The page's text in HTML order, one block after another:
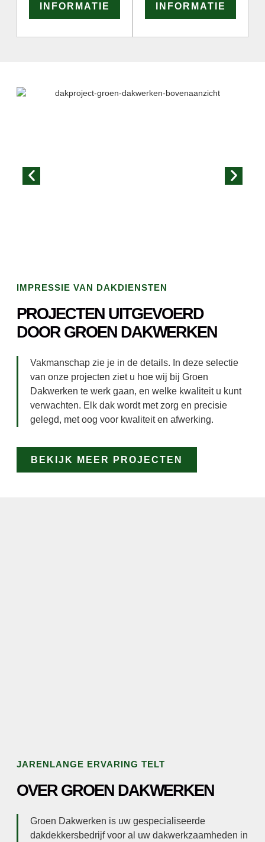
INFORMATIE INFORMATIE
IMPRESSIE VAN DAKDIENSTEN
PROJECTEN UITGEVOERD
DOOR GROEN DAKWERKEN
Vakmanschap zie je in de details. In deze selectie
van onze projecten ziet u hoe wij bij Groen
Dakwerken te werk gaan, en welke kwaliteit u kunt
verwachten. Elk dak wordt met zorg en precisie
gelegd, met oog voor kwaliteit en afwerking.
BEKIJK MEER PROJECTEN
JARENLANGE ERVARING TELT
OVER GROEN DAKWERKEN
Groen Dakwerken is uw gespecialiseerde
dakdekkersbedrijf voor al uw dakwerkzaamheden in